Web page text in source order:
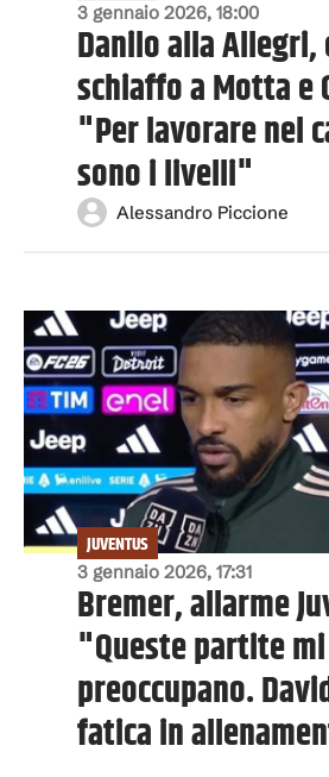
3 gennaio 2026, 18:00
Danilo alla Allegri,
schiaffo a Motta e
"Per lavorare nel
sono i livelli"
Alessandro Piccione
3 gennaio 2026, 17:31
JUVENTUS
Bremer, allarme
"Queste partite mi
preoccupano.
fatica in